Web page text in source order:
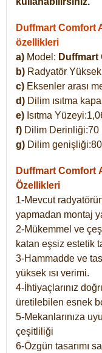
Duffmart Comfort
özellikleri
a) Model: Duffmart
b) Radyatör
c) Eksenler arası
d) Dilim ısıtma
e) Isıtma
f) Dilim Derinliği:70
g) Dilim
Duffmart Comfort
Özellikleri
1-Mevcut
yapmadan montaj
2-Mükemmel ve
katan eşsiz estetik
3-Hammadde ve
yüksek ısı verimi.
4-İhtiyaçlarınız
üretilebilen esnek
5-Mekanlarınıza
çeşitliliği
6-Özgün tasarımı